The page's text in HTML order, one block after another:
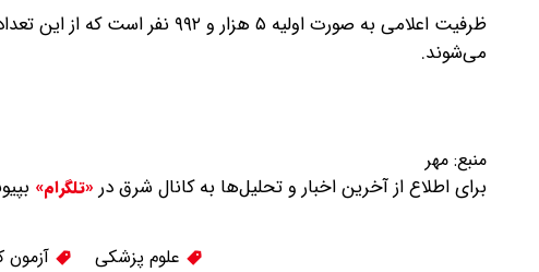
می‌شوند.
منبع: مهر
برای اطلاع از آخرین اخبار و تحلیل‌ها به کانال شرق در «تلگرام»
علوم پزشکی آزمون